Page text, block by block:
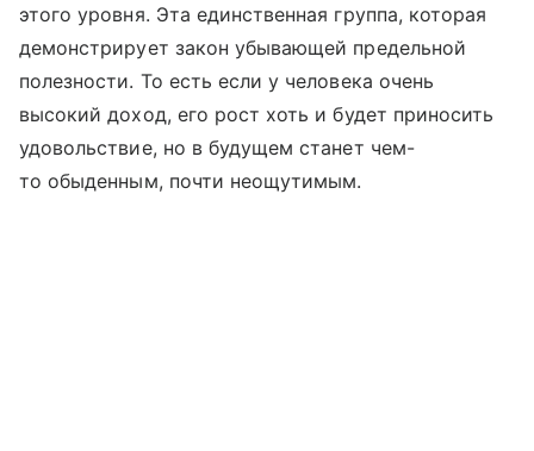
этого уровня. Эта единственная группа, которая
демонстрирует закон убывающей предельной
полезности. То есть если у человека очень
высокий доход, его рост хоть и будет приносить
удовольствие, но в будущем станет чем-
то обыденным, почти неощутимым.